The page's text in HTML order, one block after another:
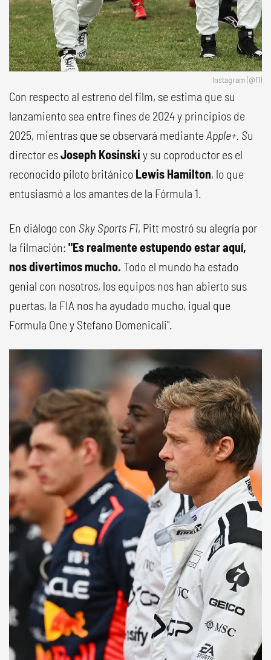
Instagram (@f1)
Con respecto al estreno del film, se estima que su
lanzamiento sea entre fines de 2024 y principios de
2025, mientras que se observará mediante Apple+. Su
director esJoseph Kosinski y su coproductor es el
reconocido piloto británico Lewis Hamilton, lo que
entusiasmó a los amantes de la Fórmula 1.
En diálogo con Sky Sports F1, Pitt mostró su alegría por
la filmación: "Es realmente estupendo estar aquí,
nos divertimos mucho. Todo el mundo ha estado
genial con nosotros, los equipos nos han abierto sus
puertas, la FIA nos ha ayudado mucho, igual que
Formula One y Stefano Domenicali".